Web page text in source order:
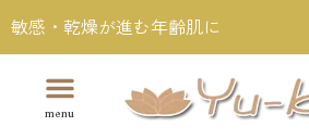
敏感・乾燥が進む年齢肌に